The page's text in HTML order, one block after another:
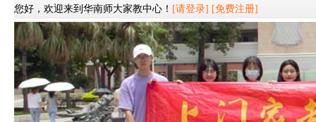
您好，欢迎来到华南师大家教中心！ [请登录] [免费注册]